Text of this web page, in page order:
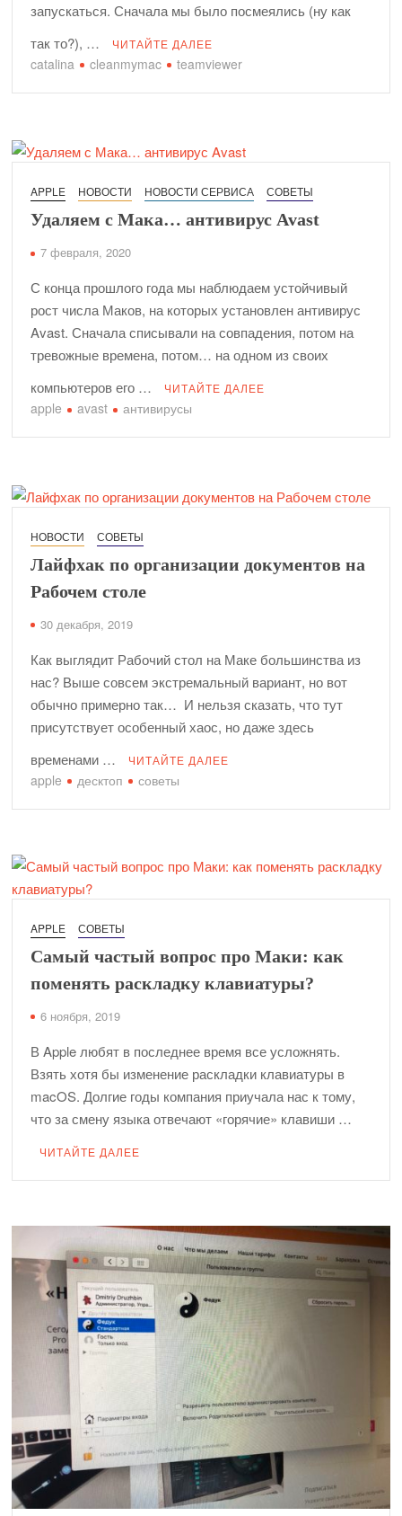
запускаться. Сначала мы было посмеялись (ну как
так то?), …
ЧИТАЙТЕ ДАЛЕЕ
catalina cleanmymac teamviewer
APPLE НОВОСТИ НОВОСТИ СЕРВИСА СОВЕТЫ
Удаляем с Мака… антивирус Avast
7 февраля, 2020
С конца прошлого года мы наблюдаем устойчивый
рост числа Маков, на которых установлен антивирус
Avast. Сначала списывали на совпадения, потом на
тревожные времена, потом… на одном из своих
компьютеров его …
ЧИТАЙТЕ ДАЛЕЕ
apple avast антивирусы
НОВОСТИ СОВЕТЫ
Лайфхак по организации документов на
Рабочем столе
30 декабря, 2019
Как выглядит Рабочий стол на Маке большинства из
нас? Выше совсем экстремальный вариант, но вот
обычно примерно так… И нельзя сказать, что тут
присутствует особенный хаос, но даже здесь
временами …
ЧИТАЙТЕ ДАЛЕЕ
apple десктоп советы
APPLE СОВЕТЫ
Самый частый вопрос про Маки: как
поменять раскладку клавиатуры?
6 ноября, 2019
В Apple любят в последнее время все усложнять.
Взять хотя бы изменение раскладки клавиатуры в
macOS. Долгие годы компания приучала нас к тому,
что за смену языка отвечают «горячие» клавиши …
ЧИТАЙТЕ ДАЛЕЕ